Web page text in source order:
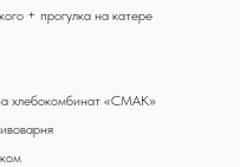
+ прогулка на катере
хлебокомбинат «СМАК»